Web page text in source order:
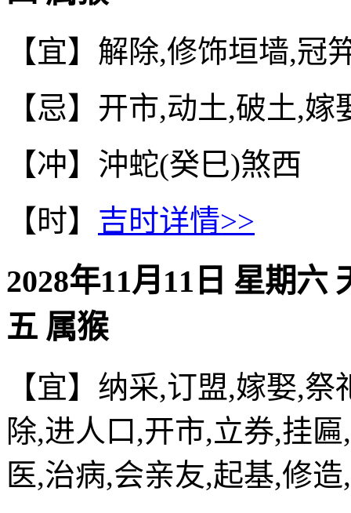
【宜】解除,修饰垣墙,冠
【忌】开市,动土,破土,嫁
【冲】沖蛇(癸巳)煞西
【时】 吉时详情>>
2028年11月11日 星期六
五 属猴
【宜】纳采,订盟,嫁娶,
除,进人口,开市,立券,挂
医,治病,会亲友,起基,修